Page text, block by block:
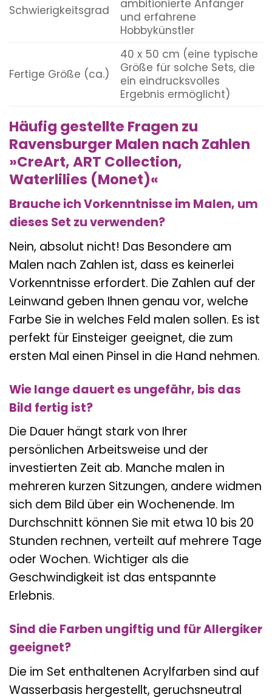
Schwierigkeitsgrad
ambitionierte Anfänger
und erfahrene
Hobbykünstler
Fertige Größe (ca.)
40 x 50 cm (eine typische
Größe für solche Sets, die
ein eindrucksvolles
Ergebnis ermöglicht)
Häufig gestellte Fragen zu
Ravensburger Malen nach Zahlen
»CreArt, ART Collection,
Waterlilies (Monet)«
Brauche ich Vorkenntnisse im Malen, um
dieses Set zu verwenden?
Nein, absolut nicht! Das Besondere am
Malen nach Zahlen ist, dass es keinerlei
Vorkenntnisse erfordert. Die Zahlen auf der
Leinwand geben Ihnen genau vor, welche
Farbe Sie in welches Feld malen sollen. Es ist
perfekt für Einsteiger geeignet, die zum
ersten Mal einen Pinsel in die Hand nehmen.
Wie lange dauert es ungefähr, bis das
Bild fertig ist?
Die Dauer hängt stark von Ihrer
persönlichen Arbeitsweise und der
investierten Zeit ab. Manche malen in
mehreren kurzen Sitzungen, andere widmen
sich dem Bild über ein Wochenende. Im
Durchschnitt können Sie mit etwa 10 bis 20
Stunden rechnen, verteilt auf mehrere Tage
oder Wochen. Wichtiger als die
Geschwindigkeit ist das entspannte
Erlebnis.
Sind die Farben ungiftig und für Allergiker
geeignet?
Die im Set enthaltenen Acrylfarben sind auf
Wasserbasis hergestellt, geruchsneutral